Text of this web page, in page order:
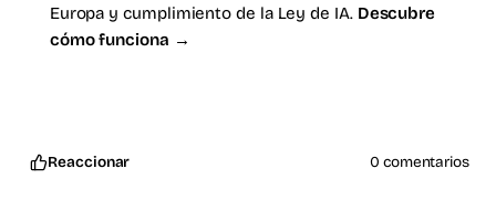
Europa y cumplimiento de la Ley de IA. Descubre
cómo funciona →
Reaccionar 0 comentarios